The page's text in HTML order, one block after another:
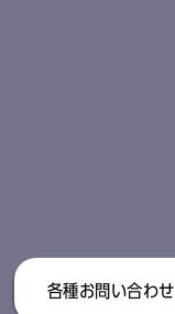
各種お問い合わせ